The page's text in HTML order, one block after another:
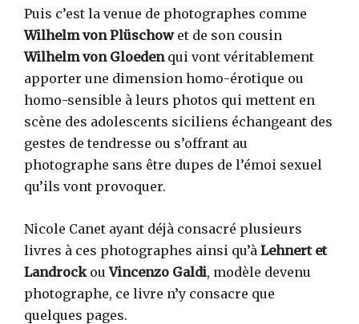
Puis c’est la venue de photographes comme
Wilhelm von Plüschowet de son cousin
Wilhelm von Gloedenqui vont véritablement
apporter une dimension homo-érotique ou
homo-sensible à leurs photos qui mettent en
scène des adolescents siciliens échangeant des
gestes de tendresse ou s’offrant au
photographe sans être dupes de l’émoi sexuel
qu’ils vont provoquer.
Nicole Canet ayant déjà consacré plusieurs
livres à ces photographes ainsi qu’à Lehnert et
LandrockouVincenzo Galdi, modèle devenu
photographe, ce livre n’y consacre que
quelques pages.